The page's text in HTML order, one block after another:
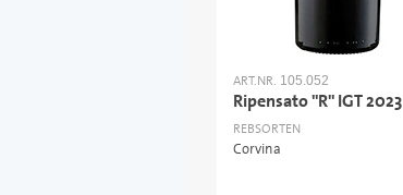
ART.NR. 105.052
Ripensato "R" IGT 2023
REBSORTEN
Corvina